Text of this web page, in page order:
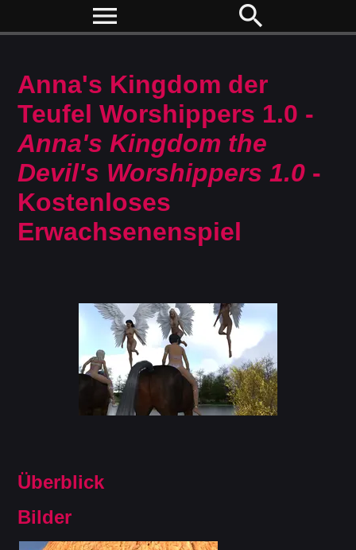
menu search
Anna's Kingdom der
Teufel Worshippers 1.0 -
Anna's Kingdom the
Devil's Worshippers 1.0 -
Kostenloses
Erwachsenenspiel
Überblick
Bilder